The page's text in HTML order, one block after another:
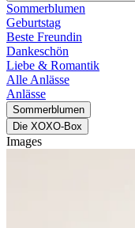
Sommerblumen
Geburtstag
Beste Freundin
Dankeschön
Liebe & Romantik
Alle Anlässe
Anlässe
Sommerblumen
Die XOXO-Box
Images